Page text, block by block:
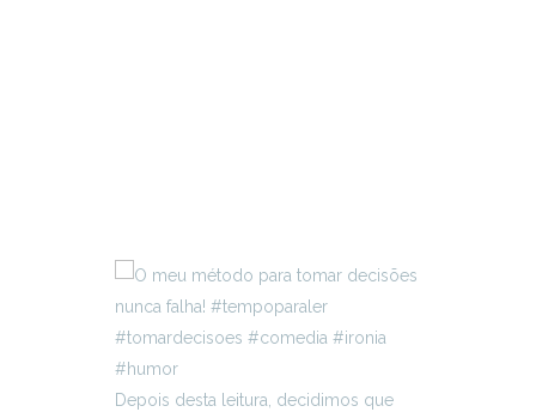
Depois desta leitura, decidimos que